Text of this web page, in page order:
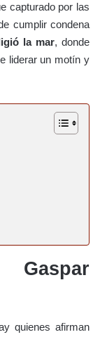
capturado por las
cumplir condena
la mar, donde
liderar un motín y
quienes afirman